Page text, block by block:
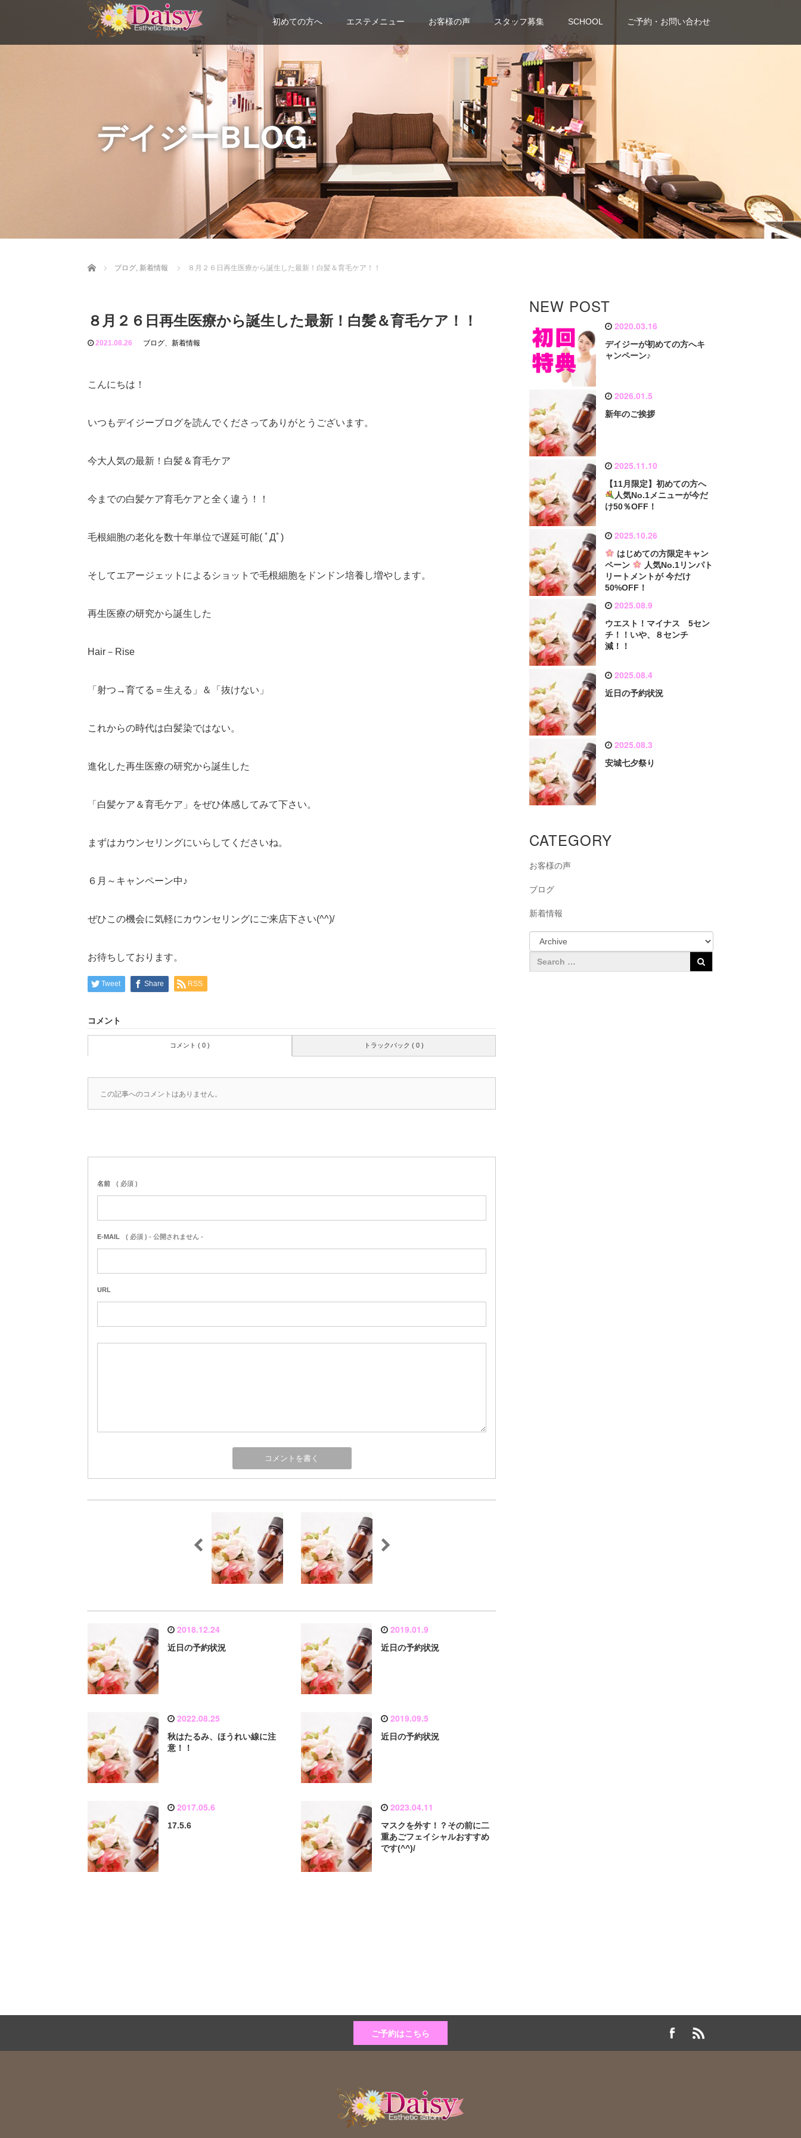
初めての方へ エステメニュー お客様の声 スタッフ募集 SCHOOL ご予約・お問い合わせ
デイジーBLOG
Home ブログ, 新着情報 ８月２６日再生医療から誕生した最新！白髪＆育毛ケア！！
８月２６日再生医療から誕生した最新！白髪＆育毛ケア！！
2021.08.26 ブログ、 新着情報
こんにちは！
いつもデイジーブログを読んでくださってありがとうございます。
今大人気の最新！白髪＆育毛ケア
今までの白髪ケア育毛ケアと全く違う！！
毛根細胞の老化を数十年単位で遅延可能( ﾟДﾟ)
そしてエアージェットによるショットで毛根細胞をドンドン培養し増やします。
再生医療の研究から誕生した
Hair－Rise
「射つ→育てる＝生える」＆「抜けない」
これからの時代は白髪染ではない。
進化した再生医療の研究から誕生した
「白髪ケア＆育毛ケア」をぜひ体感してみて下さい。
まずはカウンセリングにいらしてくださいね。
６月～キャンペーン中♪
ぜひこの機会に気軽にカウンセリングにご来店下さい(^^)/
お待ちしております。
Tweet Share RSS
コメント
コメント ( 0 ) トラックバック ( 0 )
この記事へのコメントはありません。
名前 ( 必須 )
E-MAIL ( 必須 ) - 公開されません -
URL
2018.12.24
近日の予約状況
2019.01.9
近日の予約状況
2022.08.25
秋はたるみ、ほうれい線に注
意！！
2019.09.5
近日の予約状況
2017.05.6
17.5.6
2023.04.11
マスクを外す！？その前に二
重あごフェイシャルおすすめ
です(^^)/
NEW POST
2020.03.16
デイジーが初めての方へキ
ャンペーン♪
2026.01.5
新年のご挨拶
2025.11.10
【11月限定】初めての方へ
人気No.1メニューが今だ
け50％OFF！
2025.10.26
はじめての方限定キャン
ペーン
人気No.1リンパト
リートメントが 今だけ
50%OFF！
2025.08.9
ウエスト！マイナス 5セン
チ！！いや、８センチ
減！！
2025.08.4
近日の予約状況
2025.08.3
安城七夕祭り
CATEGORY
お客様の声
ブログ
新着情報
ご予約はこちら